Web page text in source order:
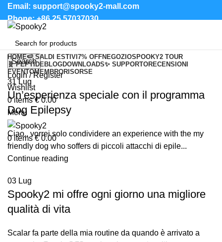
Email: support@spooky2-mall.com
Phone: +86 25 57037030
Search
Login / Register
Wishlist
0items €0.00
Menu
0items €0.00
HOME🍉 SALDI ESTIVI 7% OFFNEGOZIOSPOOKY2 TOUR
🧬 PEPTIDEBLOGDOWNLOADS✨ SUPPORTORECENSIONI
EVENTOMEMBRORISORSE
31Lug
Un’esperienza speciale con il programma
Dog Epilepsy
Ciao.. vorrei solo condividere an experience with the my
friendly dog who soffers di piccoli attacchi di epile...
Continue reading
03 Lug
Spooky2 mi offre ogni giorno una migliore
qualità di vita
Scalar fa parte della mia routine da quando è arrivato a